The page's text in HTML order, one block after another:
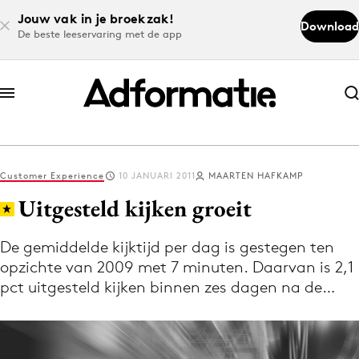
Jouw vak in je broekzak!
De beste leeservaring met de app
Download
Abonneer nu
Abonneer nu
Log in
Download de app
Volg het laatste nieuws via de Adformatie
Nieuws app
Customer Experience 10 JANUARI 2011 MAARTEN HAFKAMP
Uitgesteld kijken groeit
De gemiddelde kijktijd per dag is gestegen ten
opzichte van 2009 met 7 minuten. Daarvan is 2,1
pct uitgesteld kijken binnen zes dagen na de…